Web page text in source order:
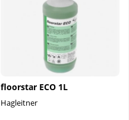
floorstar ECO 1L
Hagleitner